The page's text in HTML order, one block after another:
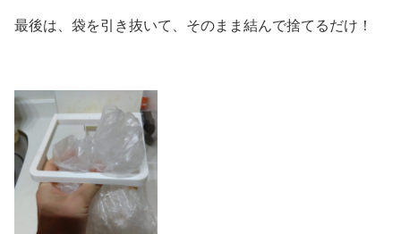
最後は、袋を引き抜いて、そのまま結んで捨てるだけ！